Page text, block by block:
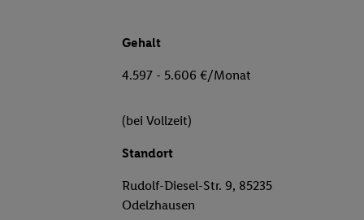
Gehalt
4.597 - 5.606 €/Monat
(bei Vollzeit)
Standort
Rudolf-Diesel-Str. 9, 85235
Odelzhausen